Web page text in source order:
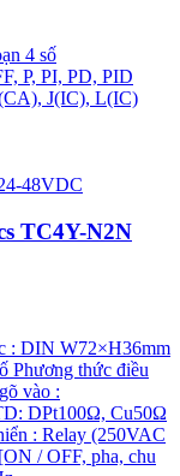
4 số
P, PI, PD, PID
J(IC), L(IC)
48VDC
TC4Y-N2N